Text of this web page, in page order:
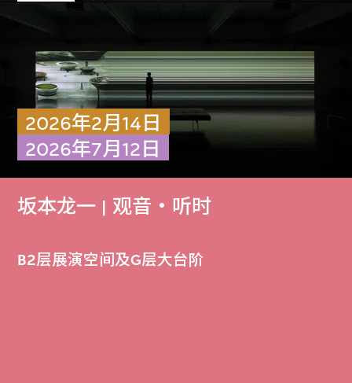
2026年2月14日
2026年7月12日
坂本龙一 | 观音・听时
B2层展演空间及G层大台阶